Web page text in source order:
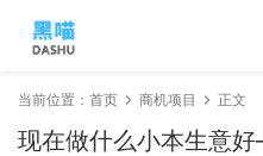
当前位置： 首页 商机项目 正文
现在做什么小本生意